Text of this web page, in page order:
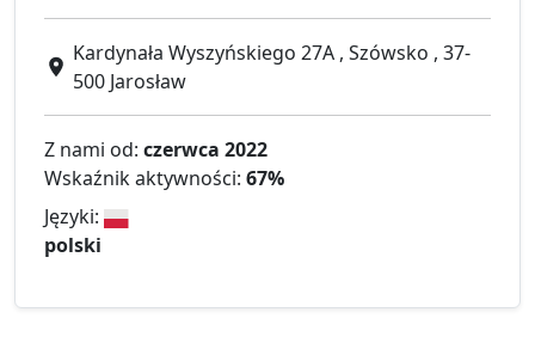
Kardynała Wyszyńskiego 27A , Szówsko , 37-
500 Jarosław
Z nami od: czerwca 2022
Wskaźnik aktywności: 67%
Języki:
polski